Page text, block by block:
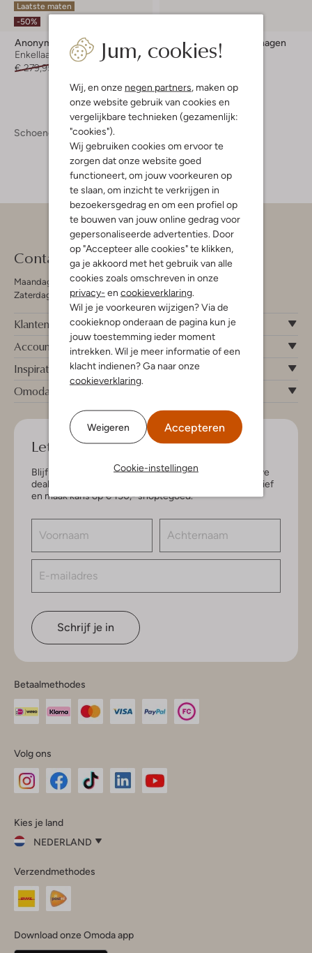
Jum, cookies!
Wij, en onze negen partners, maken op
onze website gebruik van cookies en
vergelijkbare technieken (gezamenlijk:
"cookies").
Wij gebruiken cookies om ervoor te
zorgen dat onze website goed
functioneert, om jouw voorkeuren op
te slaan, om inzicht te verkrijgen in
bezoekersgedrag en om een profiel op
te bouwen van jouw online gedrag voor
gepersonaliseerde advertenties. Door
op "Accepteer alle cookies" te klikken,
ga je akkoord met het gebruik van alle
cookies zoals omschreven in onze
privacy- en cookieverklaring.
Wil je je voorkeuren wijzigen? Via de
cookieknop onderaan de pagina kun je
jouw toestemming ieder moment
intrekken. Wil je meer informatie of een
klacht indienen? Ga naar onze
cookieverklaring.
Weigeren Accepteren
Cookie-instellingen
Laatste maten
-50%
Anonymous Copenhagen
Enkellaarsjes
€ 279,95
Anonymous Copenhagen
Chelsea boots
Schoenen Damesschoenen
Contact
Maandag - Vrijdag 09:00 - 19:00 uur
Zaterdag 09:00 - 17:00 uur
Klantenservice
Account
Inspiratie
Omoda
Let's keep in touch!
Blijf op de hoogte van de nieuwste items en exclusieve
deals, speciaal voor jou. Schrijf je in voor de nieuwsbrief
en maak kans op € 150,- shoptegoed.
Schrijf je in
Betaalmethodes
Volg ons
InstagramFacebook
Kies je land
NEDERLAND
je
land
Nederland
Belgique(Français)
Verzendmethodes
Download onze Omoda app